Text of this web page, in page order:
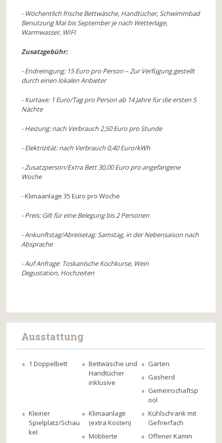
- Wöchentlich frische Bettwäsche, Handtücher, Schwimmbad
Benutzung Mai bis September je nach Wetterlage,
Warmwasser, WIFI
Zusatzgebühr:
- Endreinigung: 15 Euro pro Person – Zur Verfügung gestellt
durch einen lokalen Anbieter
- Kurtaxe: 1 Euro/Tag pro Person ab 14 Jahre für die ersten 5
Nächte
- Heizung: nach Verbrauch 2,50 Euro pro Stunde
- Elektrizität: nach Verbrauch 0,40 Euro/kWh
- Zusatzperson/Extra Bett 30,00 Euro pro angefangene
Woche
- Klimaanlage 35 Euro pro Woche
- Preis: Gilt für eine Belegung bis 2 Personen
- Ankunftstag/Abreisetag: Samstag, in der Nebensaison nach
Absprache
- Auf Anfrage: Toskanische Kochkurse, Wein
Degustation, Hochzeiten
Ausstattung
1 Doppelbett
Bettwäsche und
Handtücher
inklusive
Garten
Gasherd
Gemeinschaftsp
ool
Kleiner
Spielplatz/Schau
kel
Klimaanlage
(extra Kosten)
Kühlschrank mit
Gefrierfach
Möblierte
Offener Kamin